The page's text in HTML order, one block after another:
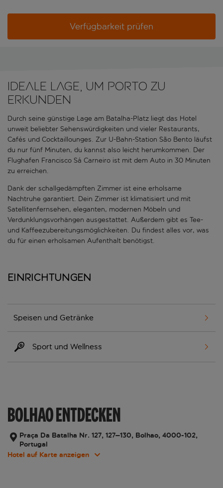
Verfügbarkeit prüfen
Ideale Lage, um Porto zu
erkunden
Durch seine günstige Lage am Batalha-Platz liegt das Hotel
unweit beliebter Sehenswürdigkeiten und vieler Restaurants,
Cafés und Cocktaillounges. Zur U-Bahn-Station São Bento läufst
du nur fünf Minuten, du kannst also leicht herumkommen. Der
Flughafen Francisco Sá Carneiro ist mit dem Auto in 30 Minuten
zu erreichen.
Dank der schallgedämpften Zimmer ist eine erholsame
Nachtruhe garantiert. Dein Zimmer ist klimatisiert und mit
Satellitenfernsehen, eleganten, modernen Möbeln und
Verdunklungsvorhängen ausgestattet. Außerdem gibt es Tee-
und Kaffeezubereitungsmöglichkeiten. Du findest alles vor, was
du für einen erholsamen Aufenthalt benötigst.
Einrichtungen
Speisen und Getränke
Sport und Wellness
BOLHAO ENTDECKEN
Praça Da Batalha Nr. 127, 127–130, Bolhao, 4000-102,
Portugal
Hotel auf Karte anzeigen